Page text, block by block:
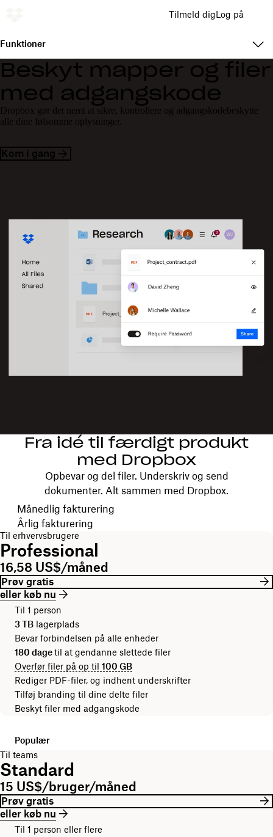
Tilmeld digLog på
Funktioner
Beskyt mapper og filer
med adgangskode
Dropbox gør det nemt at sikre, kontrollere og adgangskodebeskytte
alle dine følsomme oplysninger.
Kom i gang
Fra idé til færdigt produkt
med Dropbox
Opbevar og del filer. Underskriv og send
dokumenter. Alt sammen med Dropbox.
Vælg faktureringsperiode
Månedlig fakturering
Årlig fakturering
Til erhvervsbrugere
Professional
16,58 US$/måned
Prøv gratis
eller køb nu
Til 1 person
3 TB lagerplads
Bevar forbindelsen på alle enheder
180 dagetil at gendanne slettede filer
Overfør filer på op til 100 GB
Rediger PDF-filer, og indhent underskrifter
Tilføj branding til dine delte filer
Beskyt filer med adgangskode
Populær
Til teams
Standard
15 US$/bruger/måned
Prøv gratis
eller køb nu
Til 1 person eller flere